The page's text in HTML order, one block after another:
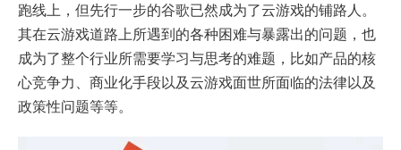
跑线上，但先行一步的谷歌已然成为了云游戏的铺路人。
其在云游戏道路上所遇到的各种困难与暴露出的问题，也
成为了整个行业所需要学习与思考的难题，比如产品的核
心竞争力、商业化手段以及云游戏面世所面临的法律以及
政策性问题等等。